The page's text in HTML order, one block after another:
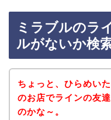
ミラブルのラ
ルがないか検
ちょっと、ひらめい
のお店でラインの友
のかな～。